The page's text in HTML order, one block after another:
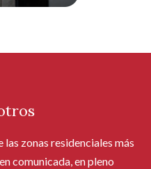
las zonas residenciales más
comunicada, en pleno